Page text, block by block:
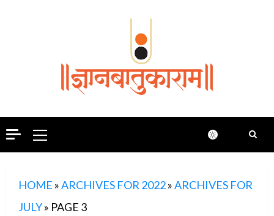
Primary
Menu
HOME »ARCHIVES FOR 2022»ARCHIVES FOR
JULY» PAGE 3